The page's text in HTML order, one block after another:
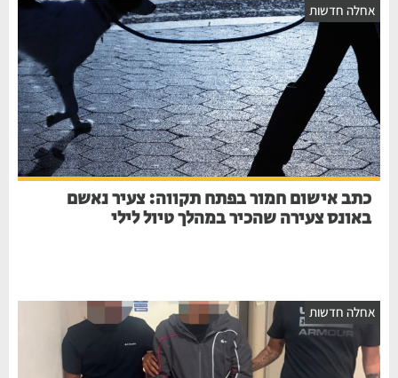
אחלה חדשות
כתב אישום חמור בפתח תקווה: צעיר נאשם
באונס צעירה שהכיר במהלך טיול לילי
אחלה חדשות